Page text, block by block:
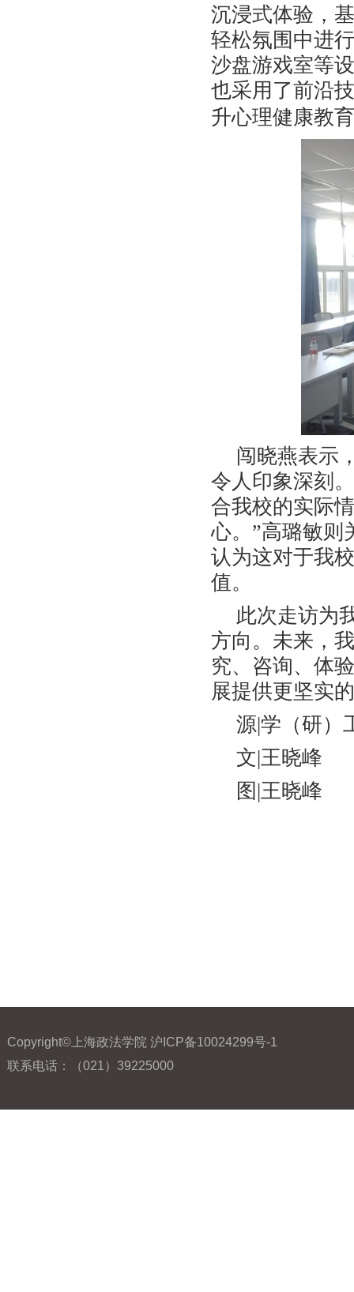
沉浸式体验，
轻松氛围中进
沙盘游戏室等
也采用了前沿
升心理健康教
闯晓燕表示
令人印象深刻
合我校的实际
心。 ”高璐敏则
认为这对于我校
值。
此次走访为
方向。未来，
究、咨询、体
展提供更坚实
源|学（研）
文|王晓峰
图|王晓峰
Copyright©上海政法学院 沪ICP备10024299号-1
联系电话：（021）39225000